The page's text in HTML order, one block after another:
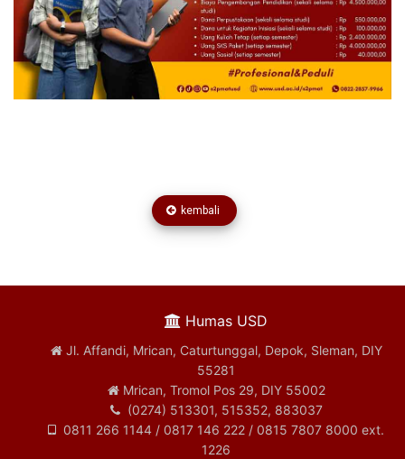
kembali
Humas USD
Jl. Affandi, Mrican, Caturtunggal, Depok, Sleman, DIY
55281
Mrican, Tromol Pos 29, DIY 55002
(0274) 513301, 515352, 883037
0811 266 1144 / 0817 146 222 / 0815 7807 8000 ext.
1226